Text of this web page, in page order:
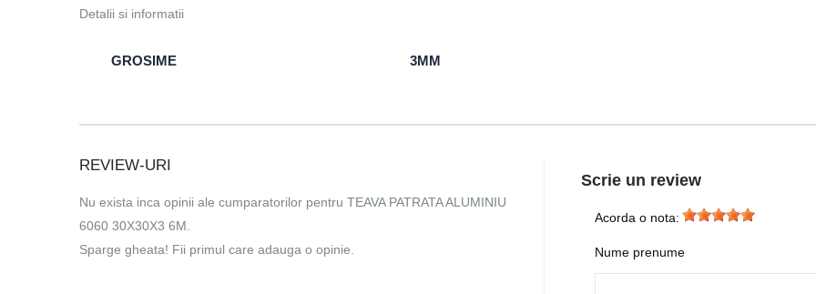
Detalii si informatii
GROSIME 3MM
REVIEW-URI
Nu exista inca opinii ale cumparatorilor pentru TEAVA PATRATA ALUMINIU
6060 30X30X3 6M.
Sparge gheata! Fii primul care adauga o opinie.
Scrie un review
Acorda o nota:
Nume prenume